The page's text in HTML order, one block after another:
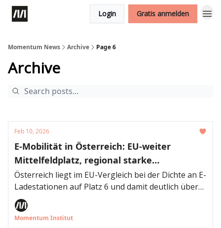
Login Gratis anmelden
Momentum News Archive Page 6
Archive
Feb 10, 2026
E-Mobilität in Österreich: EU-weiter
Mittelfeldplatz, regional starke
Ladeinfrastruktur aber EU-Politik schwächt
Klimaziele
Österreich liegt im EU-Vergleich bei der Dichte an E-
Ladestationen auf Platz 6 und damit deutlich über
dem EU-Schnitt. Weiters gibt es in den
Bundesländern Österreichs starke Unterschiede
hinsichtlich der Ladeinfrastruktur, wie eine aktuelle
Momentum Institut